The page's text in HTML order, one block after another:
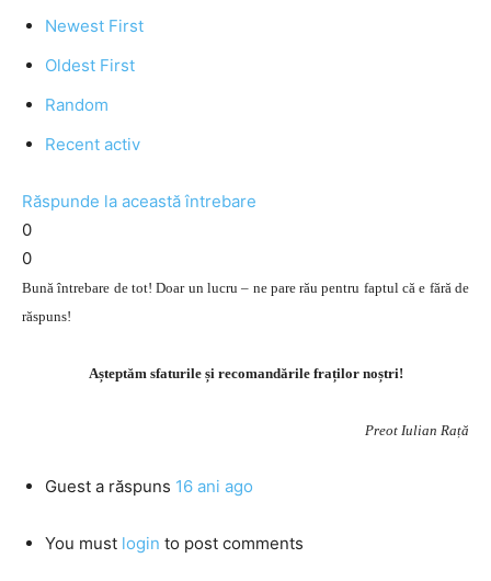
Newest First
Oldest First
Random
Recent activ
Răspunde la această întrebare
0
0
Bună întrebare de tot! Doar un lucru – ne pare rău pentru faptul că e fără de
răspuns!
Așteptăm sfaturile și recomandările fraților noștri!
Preot Iulian Rață
Guest a răspuns 16 ani ago
You must login to post comments